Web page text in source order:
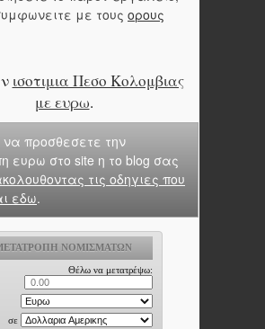
με τους ορους
ισοτιμια Πεσο Κολομβιας
με ευρω.
να προσθεσετε την
ευρω στο site η το blog σας
τις οδηγιες που
εδω.